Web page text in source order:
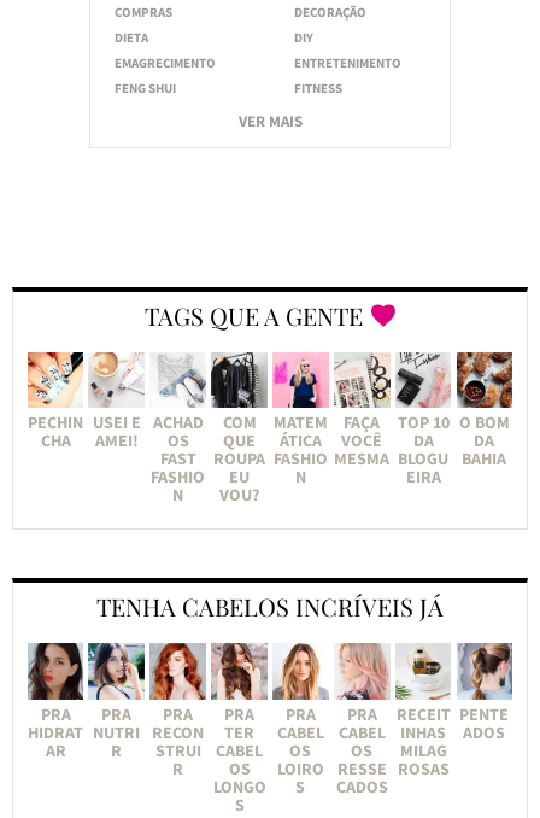
COMPRAS
DECORAÇÃO
DIETA
DIY
EMAGRECIMENTO
ENTRETENIMENTO
FENG SHUI
FITNESS
VER MAIS
TAGS QUE A GENTE
PECHIN
CHA
USEI E
AMEI!
ACHAD
OS
FAST
FASHIO
N
COM
QUE
ROUPA
EU
VOU?
MATEM
ÁTICA
FASHIO
N
FAÇA
VOCÊ
MESMA
TOP 10
DA
BLOGU
EIRA
O BOM
DA
BAHIA
TENHA CABELOS INCRÍVEIS JÁ
PRA
HIDRAT
AR
PRA
NUTRI
R
PRA
RECON
STRUI
R
PRA
TER
CABEL
OS
LONGO
S
PRA
CABEL
OS
LOIRO
S
PRA
CABEL
OS
RESSE
CADOS
RECEIT
INHAS
MILAG
ROSAS
PENTE
ADOS